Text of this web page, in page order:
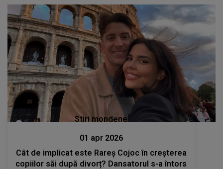
Stiri mondene
01 apr 2026
Cât de implicat este Rareș Cojoc în creșterea
copiilor săi după divorț? Dansatorul s-a întors